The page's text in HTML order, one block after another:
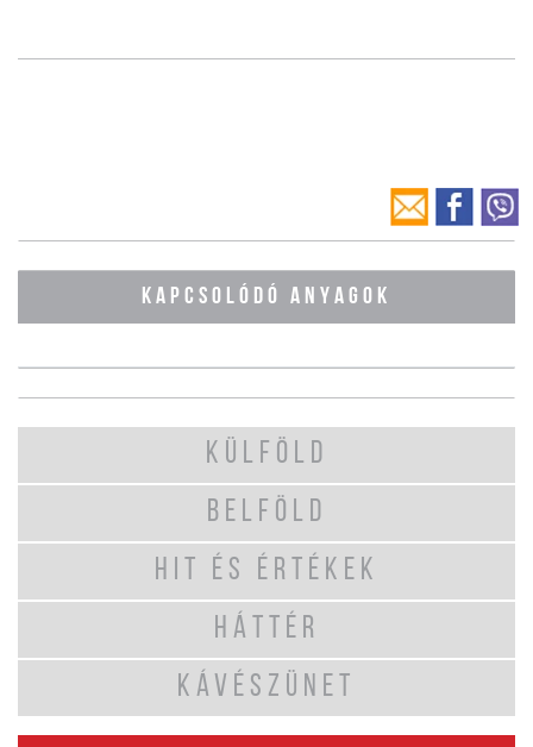
KAPCSOLÓDÓ ANYAGOK
KÜLFÖLD
BELFÖLD
HIT ÉS ÉRTÉKEK
HÁTTÉR
KÁVÉSZÜNET